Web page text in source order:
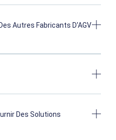
Autres Fabricants D'AGV
Des Solutions